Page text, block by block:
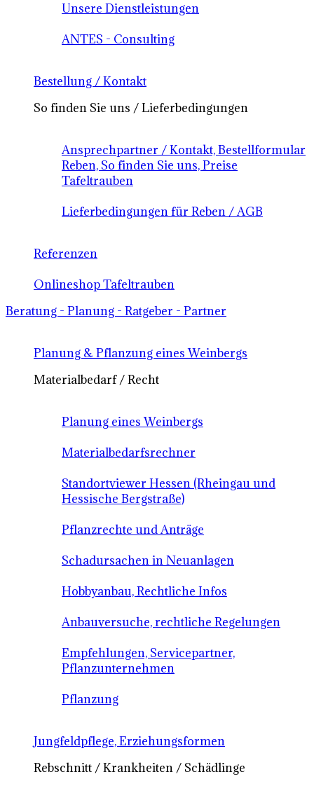
Unsere Dienstleistungen
ANTES - Consulting
Bestellung / Kontakt
So finden Sie uns / Lieferbedingungen
Ansprechpartner / Kontakt, Bestellformular
Reben, So finden Sie uns, Preise
Tafeltrauben
Lieferbedingungen für Reben / AGB
Referenzen
Onlineshop Tafeltrauben
Beratung - Planung - Ratgeber - Partner
Planung & Pflanzung eines Weinbergs
Materialbedarf / Recht
Planung eines Weinbergs
Materialbedarfsrechner
Standortviewer Hessen (Rheingau und
Hessische Bergstraße)
Pflanzrechte und Anträge
Schadursachen in Neuanlagen
Hobbyanbau, Rechtliche Infos
Anbauversuche, rechtliche Regelungen
Empfehlungen, Servicepartner,
Pflanzunternehmen
Pflanzung
Jungfeldpflege, Erziehungsformen
Rebschnitt / Krankheiten / Schädlinge